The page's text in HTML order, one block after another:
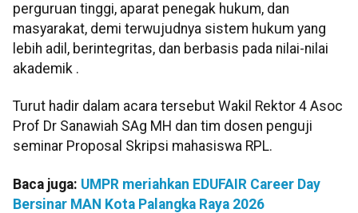
perguruan tinggi, aparat penegak hukum, dan
masyarakat, demi terwujudnya sistem hukum yang
lebih adil, berintegritas, dan berbasis pada nilai-nilai
akademik .
Turut hadir dalam acara tersebut Wakil Rektor 4 Asoc
Prof Dr Sanawiah SAg MH dan tim dosen penguji
seminar Proposal Skripsi mahasiswa RPL.
Baca juga: UMPR meriahkan EDUFAIR Career Day
Bersinar MAN Kota Palangka Raya 2026